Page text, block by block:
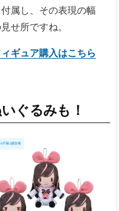
属し、その表現の幅
せ所ですね。
ギュア購入はこちら
ぐるみも ！